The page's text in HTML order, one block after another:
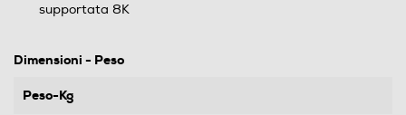
supportata 8K
Dimensioni - Peso
Peso-Kg